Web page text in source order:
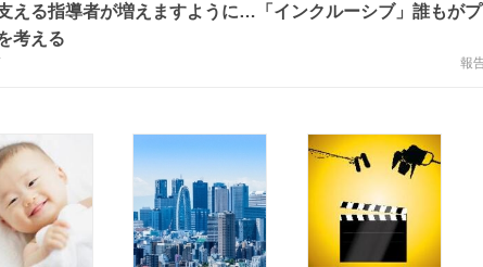
える指導者が増えますように…「インクルーシブ」誰もがプ
考える
報